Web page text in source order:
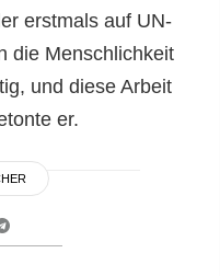
erstmals auf UN-
die Menschlichkeit
und diese Arbeit
er.